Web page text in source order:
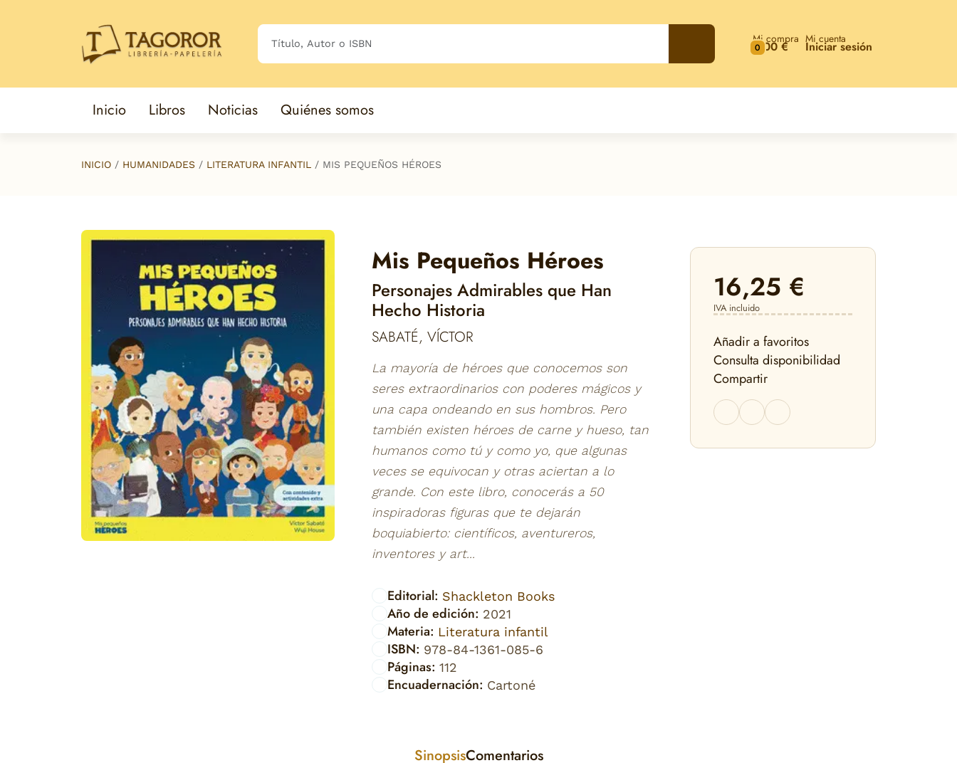
0
Mi compra
0,00 € Mi cuenta
Iniciar sesión
Inicio Libros Noticias Quiénes somos
INICIO HUMANIDADES LITERATURA INFANTIL MIS PEQUEÑOS HÉROES
Mis Pequeños Héroes
Personajes Admirables que Han
Hecho Historia
SABATÉ, VÍCTOR
La mayoría de héroes que conocemos son
seres extraordinarios con poderes mágicos y
una capa ondeando en sus hombros. Pero
también existen héroes de carne y hueso, tan
humanos como tú y como yo, que algunas
veces se equivocan y otras aciertan a lo
grande. Con este libro, conocerás a 50
inspiradoras figuras que te dejarán
boquiabierto: científicos, aventureros,
inventores y art...
Editorial: Shackleton Books
Año de edición: 2021
Materia: Literatura infantil
ISBN: 978-84-1361-085-6
Páginas: 112
Encuadernación: Cartoné
16,25 €
IVA incluido
Añadir a favoritos
Consulta disponibilidad
Compartir
SinopsisComentarios